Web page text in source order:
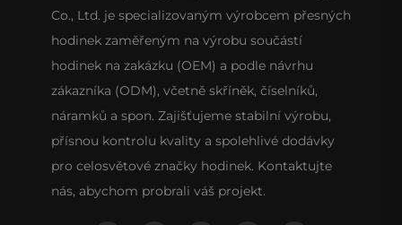
Co., Ltd. je specializovaným výrobcem přesných
hodinek zaměřeným na výrobu součástí
hodinek na zakázku (OEM) a podle návrhu
zákazníka (ODM), včetně skříněk, číselníků,
náramků a spon. Zajišťujeme stabilní výrobu,
přísnou kontrolu kvality a spolehlivé dodávky
pro celosvětové značky hodinek. Kontaktujte
nás, abychom probrali váš projekt.